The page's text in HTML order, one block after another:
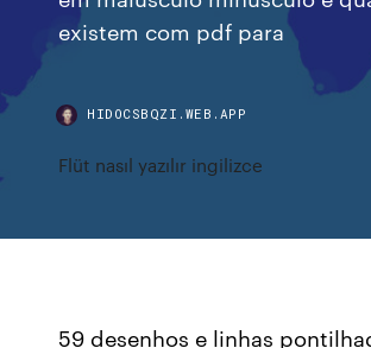
existem com pdf para
HIDOCSBQZI.WEB.APP
Flüt nasıl yazılır ingilizce
59 desenhos e linhas